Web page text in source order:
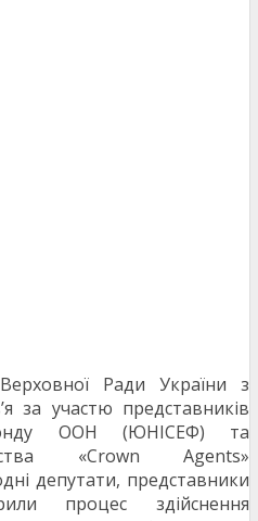
Ради України з
за участю представників
ООН (ЮНІСЕФ) та
«Crown Agents»
депутати, представники
процес здійснення